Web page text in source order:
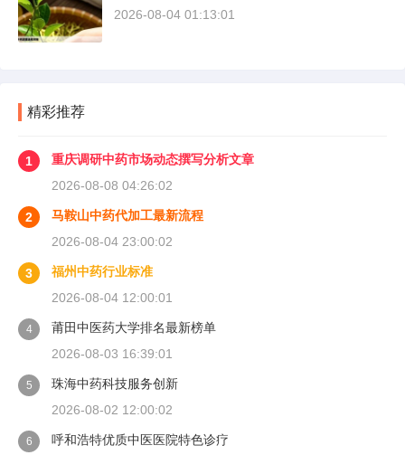
2026-08-04 01:13:01
精彩推荐
1
重庆调研中药市场动态撰写分析文章
2026-08-08 04:26:02
2
马鞍山中药代加工最新流程
2026-08-04 23:00:02
3
福州中药行业标准
2026-08-04 12:00:01
4
莆田中医药大学排名最新榜单
2026-08-03 16:39:01
5
珠海中药科技服务创新
2026-08-02 12:00:02
6 呼和浩特优质中医医院特色诊疗